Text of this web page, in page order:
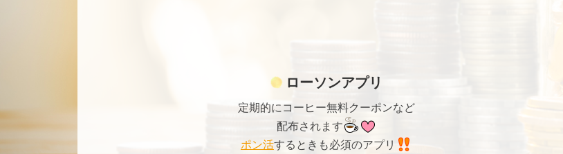
ローソンアプリ
定期的にコーヒー無料クーポンなど
配布されます
ポン活するときも必須のアプリ